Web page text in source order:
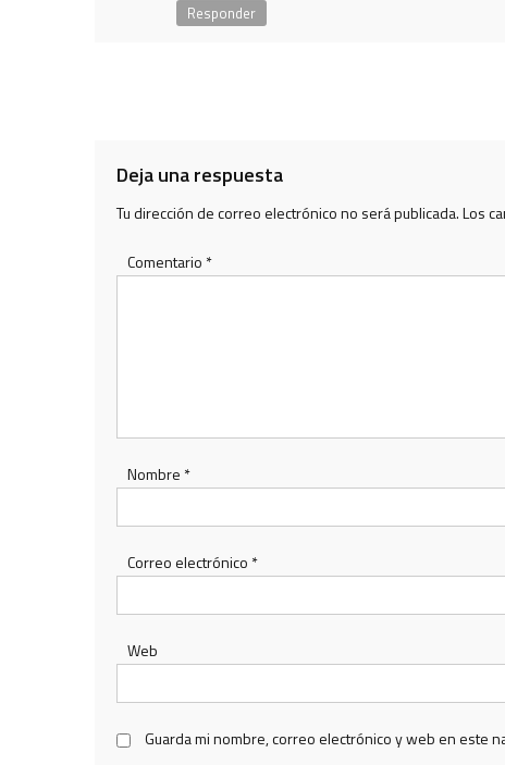
Responder
Deja una respuesta
Tu dirección de correo electrónico no será publicada.Los
Comentario *
Nombre *
Correo electrónico *
Web
Guarda mi nombre, correo electrónico y web en este